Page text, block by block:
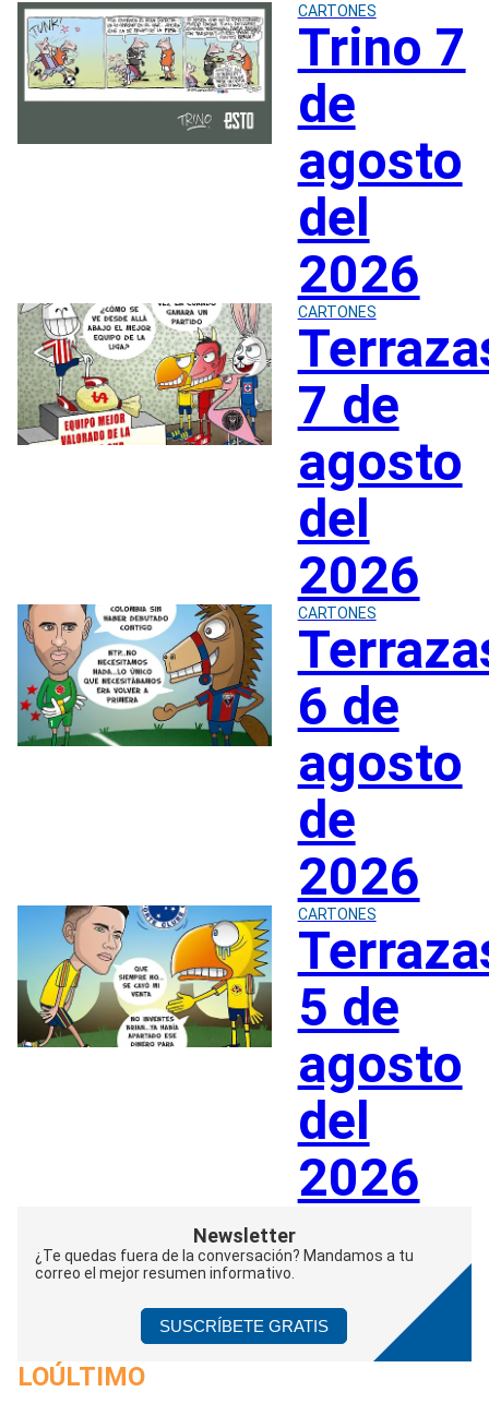
CARTONES
Trino 7
de
agosto
del
2026
CARTONES
7 de
agosto
del
2026
CARTONES
6 de
agosto
de
2026
CARTONES
5 de
agosto
del
2026
Newsletter
¿Te quedas fuera de la conversación? Mandamos a tu
correo el mejor resumen informativo.
SUSCRÍBETE GRATIS
LOÚLTIMO